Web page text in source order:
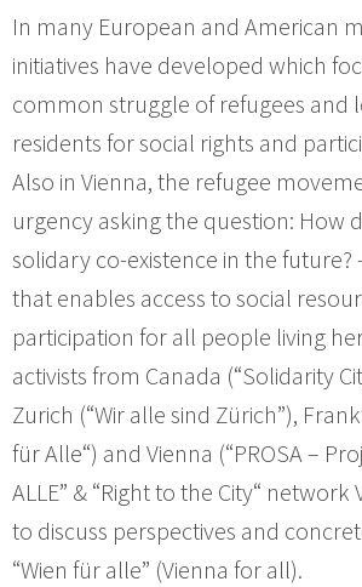
In many European and American
initiatives have developed which
common struggle of refugees and
residents for social rights and
Also in Vienna, the refugee
urgency asking the question: How
solidary co-existence in the future?
that enables access to social
participation for all people living
activists from Canada (“Solidarity
Zurich (“Wir alle sind Zürich”),
für Alle“) and Vienna (“PROSA –
ALLE” & “Right to the City“ network
to discuss perspectives and
“Wien für alle” (Vienna for all).